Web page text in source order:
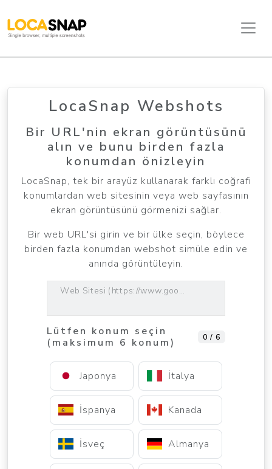
LocaSnap Webshots
Bir URL'nin ekran görüntüsünü
alın ve bunu birden fazla
konumdan önizleyin
LocaSnap, tek bir arayüz kullanarak farklı coğrafi
konumlardan web sitesinin veya web sayfasının
ekran görüntüsünü görmenizi sağlar.
Bir web URL'si girin ve bir ülke seçin, böylece
birden fazla konumdan webshot simüle edin ve
anında görüntüleyin.
Web Sitesi (https://www.google.com)
Lütfen konum seçin
(maksimum 6 konum)
0 / 6
Japonya İtalya
İspanya Kanada
İsveç Almanya